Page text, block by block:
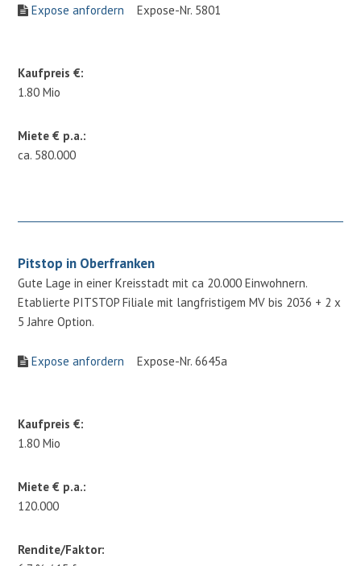
Expose anfordern Expose-Nr. 5801
Kaufpreis €:
1.80 Mio
Miete € p.a.:
ca. 580.000
Pitstop in Oberfranken
Gute Lage in einer Kreisstadt mit ca 20.000 Einwohnern.
Etablierte PITSTOP Filiale mit langfristigem MV bis 2036 + 2 x
5 Jahre Option.
Expose anfordern Expose-Nr. 6645a
Kaufpreis €:
1.80 Mio
Miete € p.a.:
120.000
Rendite/Faktor: